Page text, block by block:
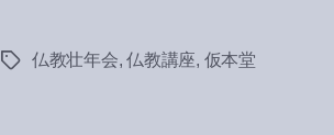
Tags仏教壮年会,仏教講座, 仮本堂